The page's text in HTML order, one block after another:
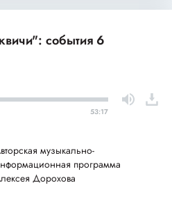
события 6
53:17
музыкально-
программа
Дорохова